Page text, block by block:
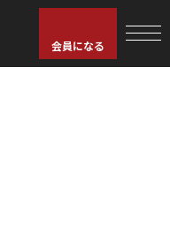
会員になる